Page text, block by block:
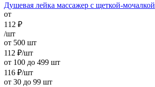
Душевая лейка массажер с щеткой-мочалкой
от
112 ₽
/шт
от 500 шт
112 ₽/шт
от 100 до 499 шт
116 ₽/шт
от 30 до 99 шт